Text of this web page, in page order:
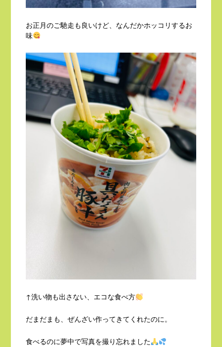
お正月のご馳走も良いけど、なんだかホッコリするお
味
↑洗い物も出さない、エコな食べ方
だまだまも、ぜんざい作ってきてくれたのに。
食べるのに夢中で写真を撮り忘れました